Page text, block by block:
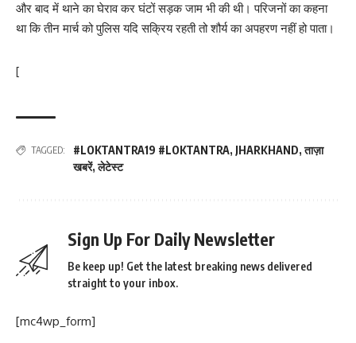
और बाद में थाने का घेराव कर घंटों सड़क जाम भी की थी। परिजनों का कहना
था कि तीन मार्च को पुलिस यदि सक्रिय रहती तो शौर्य का अपहरण नहीं हो पाता।
[
TAGGED: #LOKTANTRA19 #LOKTANTRA, JHARKHAND,ताज़ा
खबरें,लेटेस्ट
Sign Up For Daily Newsletter
Be keep up! Get the latest breaking news delivered
straight to your inbox.
[mc4wp_form]